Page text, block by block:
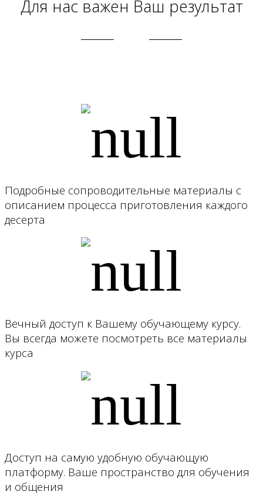
Для нас важен Ваш результат
Подробные сопроводительные материалы с
описанием процесса приготовления каждого
десерта
Вечный доступ к Вашему обучающему курсу.
Вы всегда можете посмотреть все материалы
курса
Доступ на самую удобную обучающую
платформу. Ваше пространство для обучения
и общения